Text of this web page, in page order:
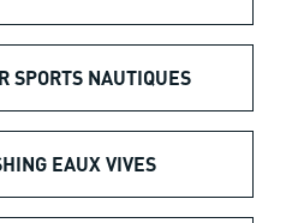
SPORTS NAUTIQUES
EAUX VIVES